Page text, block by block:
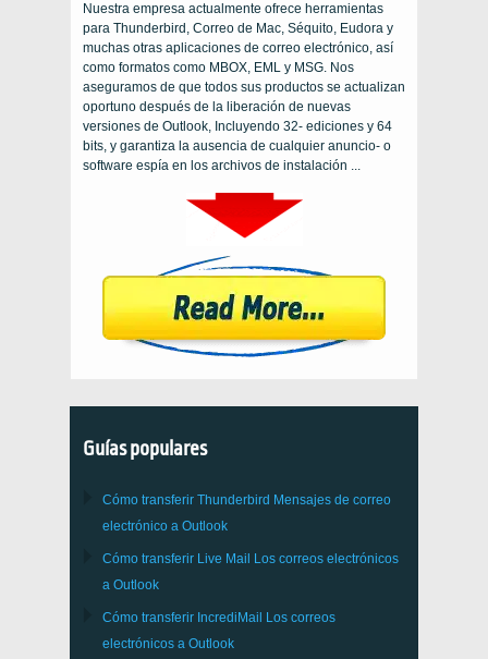
Nuestra empresa actualmente ofrece herramientas
para Thunderbird, Correo de Mac, Séquito, Eudora y
muchas otras aplicaciones de correo electrónico, así
como formatos como MBOX, EML y MSG. Nos
aseguramos de que todos sus productos se actualizan
oportuno después de la liberación de nuevas
versiones de Outlook, Incluyendo 32- ediciones y 64
bits, y garantiza la ausencia de cualquier anuncio- o
software espía en los archivos de instalación ...
Guías populares
Cómo transferir Thunderbird Mensajes de correo
electrónico a Outlook
Cómo transferir Live Mail
Los correos electrónicos
a Outlook
Cómo transferir IncrediMail
Los correos
electrónicos a Outlook